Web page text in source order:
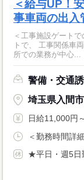
＜給与UP！
事車両の出入
＜工事施設ゲート
トで、 工事関係車両の
所での業務が中心...
警備・交通
埼玉県入間
日給11,000円
＜勤務時間詳
★平日・週5日